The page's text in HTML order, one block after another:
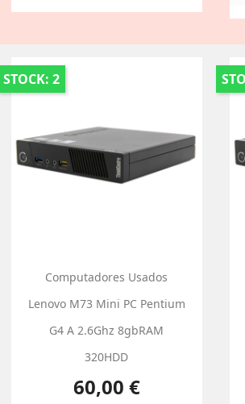
STOCK: 2
Computadores Usados
Lenovo M73 Mini PC Pentium
G4 A 2.6Ghz 8gbRAM
320HDD
Preço
60,00 €